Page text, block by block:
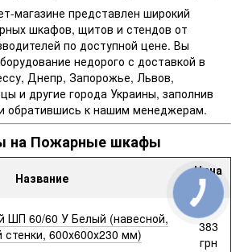
магазине представлен широкий
шкафов, щитов и стендов от
по доступной цене. Вы
недорого с доставкой в
Днепр, Запорожье, Львов,
и другие города Украины, заполнив
обратившись к нашим менеджерам.
на Пожарные шкафы
Название
Цена
от
60/60 У Белый (навесной,
стенки, 600х600х230 мм)
1
383
грн